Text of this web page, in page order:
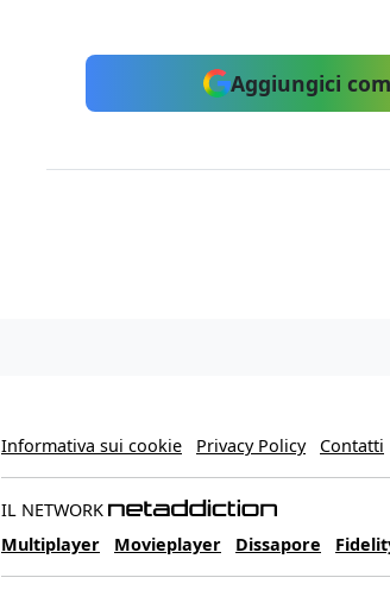
Aggiungici
Informativa sui cookie Privacy Policy Contatti
IL NETWORK
Multiplayer
Movieplayer Dissapore